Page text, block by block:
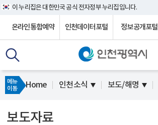
이 누리집은 대한민국 공식 전자정부 누리집입니다.
온라인통합예약 인천데이터포털 정보공개포털
메뉴
이동
Home 인천소식 보도/해명
보도자료